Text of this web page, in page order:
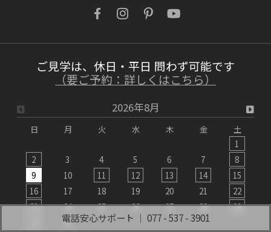
電話安心サポート ｜ 077 - 537 - 3901
ネットでなんて注文できない」を無くした話
OWNERS BLOG 更新
詳しくはこちら
2026/07/12
【インタビュー動画】理髪店オーナー様に聞
く、木製玄関ドアで「究極のお店改装術！」
OWNERS BLOG 更新
詳しくはこちら
ご見学は、休日・平日 問わず可能です
（要ご予約：詳しくはこちら）
2026年8月
日 月 火 水 木 金
土
1
2
3 4 5 6 7
8
9
10 11 12 13 14
15
16
17 18 19 20 21
22
23
24 25 26 27 28
29
31